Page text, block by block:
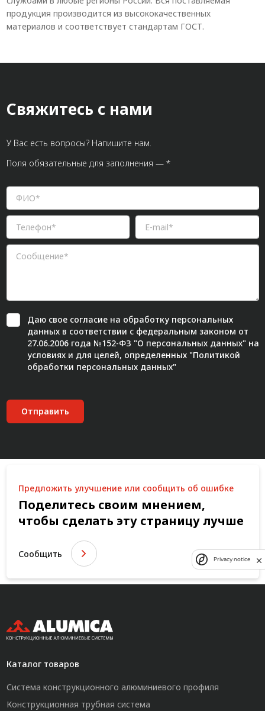
продукция производится из высококачественных
материалов и соответствует стандартам ГОСТ.
Свяжитесь с нами
У Вас есть вопросы? Напишите нам.
Поля обязательные для заполнения — *
Даю свое согласиена обработку персональных
данных в соответствии с федеральным законом от
27.06.2006 года №152-ФЗ "О персональных данных" на
условиях и для целей, определенных "Политикой
обработки персональных данных"
Отправить
Предложить улучшение или сообщить об ошибке
Поделитесь своим мнением,
чтобы сделать эту страницу лучше
Сообщить
Каталог товаров
Система конструкционного алюминиевого профиля
Конструкционная трубная система
Privacy notice